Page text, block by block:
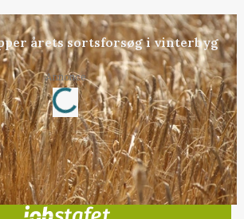
årets sortsforsøg i vinterbyg
Annonce
Loading...
Jobs
i samarbejde med